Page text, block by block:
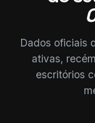
Dados oficiais
ativas,
escritórios